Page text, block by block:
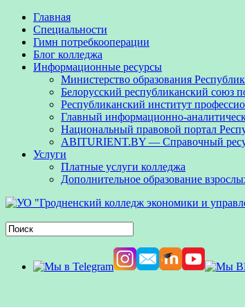
Главная
Специальности
Гимн потребкооперации
Блог колледжа
Информационные ресурсы
Министерство образования
Белорусский республиканский союз
Республиканский институт
Главный информационно-
Национальный правовой портал
ABITURIENT.BY — Справочный
Услуги
Платные услуги колледжа
Дополнительное образование